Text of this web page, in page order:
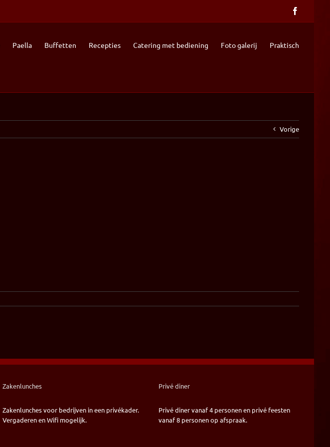
Paella Buffetten Recepties Catering met bediening Foto galerij Praktisch
Vorige
Zakenlunches
Zakenlunches voor bedrijven in een privékader.
Vergaderen en Wifi mogelijk.
Privé diner
Privé diner vanaf 4 personen en privé feesten
vanaf 8 personen op afspraak.